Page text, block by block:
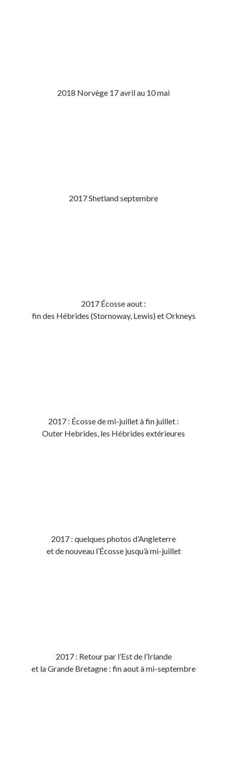
2018 Norvège 17 avril au 10 mai
2017 Shetland septembre
2017 Écosse aout :
fin des Hébrides (Stornoway, Lewis) et Orkneys
2017 : Écosse de mi-juillet à fin juillet :
Outer Hebrides, les Hébrides extérieures
2017 : quelques photos d’Angleterre
et de nouveau l’Écosse jusqu’à mi-juillet
2017 : Retour par l’Est de l’Irlande
et la Grande Bretagne : fin aout à mi-septembre